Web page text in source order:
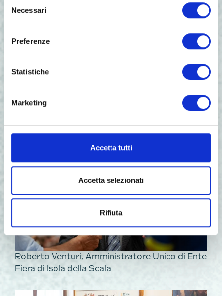
delNecessari
Preferenze
Statistiche
Marketing
Accetta tutti
Accetta selezionati
Rifiuta
Scatto durante la conferenza stampa di
di Verona
Roberto Venturi, Amministratore Unico di Ente
Fiera di Isola della Scala